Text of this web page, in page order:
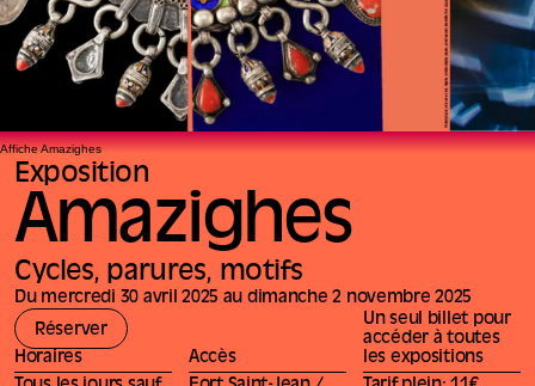
Exposition
Amazighes
Cycles, parures, motifs
Du mercredi 30 avril 2025 au dimanche 2 novembre 2025
Réserver
Horaires
Accès
Un seul billet pour
accéder à toutes
les expositions
Affiche Amazighes